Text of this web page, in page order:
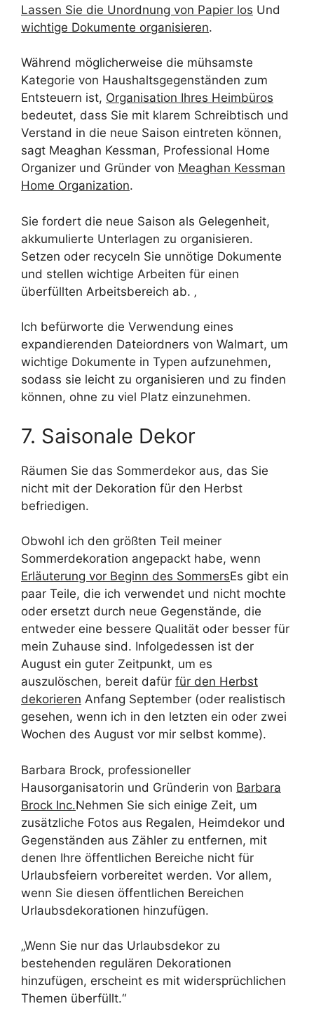
Lassen Sie die Unordnung von Papier los Und
wichtige Dokumente organisieren.
Während möglicherweise die mühsamste
Kategorie von Haushaltsgegenständen zum
Entsteuern ist, Organisation Ihres Heimbüros
bedeutet, dass Sie mit klarem Schreibtisch und
Verstand in die neue Saison eintreten können,
sagt Meaghan Kessman, Professional Home
Organizer und Gründer von Meaghan Kessman
Home Organization.
Sie fordert die neue Saison als Gelegenheit,
akkumulierte Unterlagen zu organisieren.
Setzen oder recyceln Sie unnötige Dokumente
und stellen wichtige Arbeiten für einen
überfüllten Arbeitsbereich ab. ‚
Ich befürworte die Verwendung eines
expandierenden Dateiordners von Walmart, um
wichtige Dokumente in Typen aufzunehmen,
sodass sie leicht zu organisieren und zu finden
können, ohne zu viel Platz einzunehmen.
7. Saisonale Dekor
Räumen Sie das Sommerdekor aus, das Sie
nicht mit der Dekoration für den Herbst
befriedigen.
Obwohl ich den größten Teil meiner
Sommerdekoration angepackt habe, wenn
Erläuterung vor Beginn des SommersEs gibt ein
paar Teile, die ich verwendet und nicht mochte
oder ersetzt durch neue Gegenstände, die
entweder eine bessere Qualität oder besser für
mein Zuhause sind. Infolgedessen ist der
August ein guter Zeitpunkt, um es
auszulöschen, bereit dafür für den Herbst
dekorieren Anfang September (oder realistisch
gesehen, wenn ich in den letzten ein oder zwei
Wochen des August vor mir selbst komme).
Barbara Brock, professioneller
Hausorganisatorin und Gründerin von Barbara
Brock Inc.Nehmen Sie sich einige Zeit, um
zusätzliche Fotos aus Regalen, Heimdekor und
Gegenständen aus Zähler zu entfernen, mit
denen Ihre öffentlichen Bereiche nicht für
Urlaubsfeiern vorbereitet werden. Vor allem,
wenn Sie diesen öffentlichen Bereichen
Urlaubsdekorationen hinzufügen.
„Wenn Sie nur das Urlaubsdekor zu
bestehenden regulären Dekorationen
hinzufügen, erscheint es mit widersprüchlichen
Themen überfüllt.“